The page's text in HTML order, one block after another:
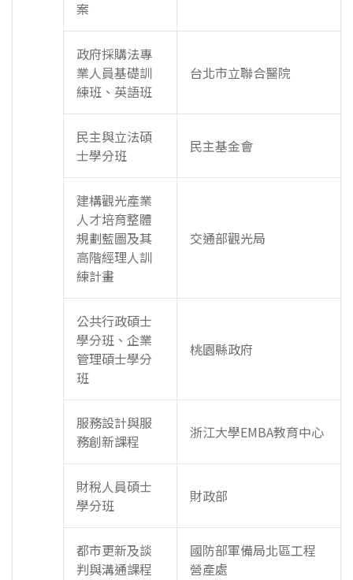
案
政府採購法專
業人員基礎訓
練班、英語班
台北市立聯合醫院
民主與立法碩
士學分班
民主基金會
建構觀光產業
人才培育整體
規劃藍圖及其
高階經理人訓
練計畫
交通部觀光局
公共行政碩士
學分班、企業
管理碩士學分
班
桃園縣政府
服務設計與服
務創新課程
浙江大學EMBA教育中心
財稅人員碩士
學分班
財政部
都市更新及談
判與溝通課程
國防部軍備局北區工程
營產處